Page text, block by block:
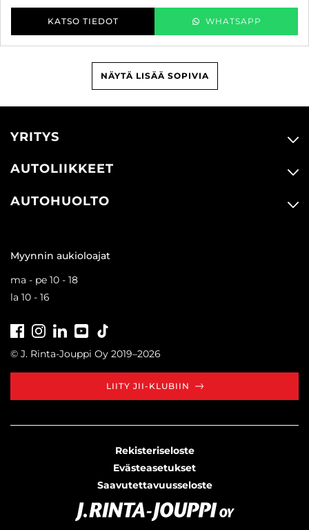
KATSO TIEDOT WHATSAPP
NÄYTÄ LISÄÄ SOPIVIA
YRITYS
AUTOLIIKKEET
AUTOHUOLTO
Myynnin aukioloajat
ma - pe 10 - 18
la 10 - 16
FacebookInstagramLinkedInYoutube
© J. Rinta-Jouppi Oy 2019–2026
LIITY JII-KLUBIIN
Rekisteriseloste
Evästeasetukset
Saavutettavuusseloste